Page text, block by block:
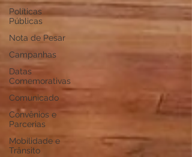
Políticas
Públicas
Nota de Pesar
Campanhas
Datas
Comemorativas
Comunicado
Convênios e
Parcerias
Mobilidade e
Trânsito